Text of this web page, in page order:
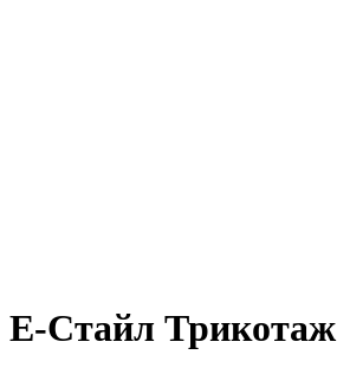
Е-Стайл Трикотаж